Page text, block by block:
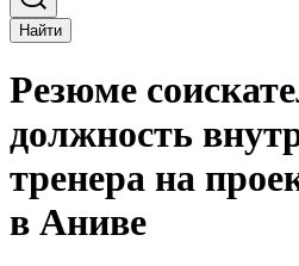
Найти
Резюме
должность
тренера на
в Аниве